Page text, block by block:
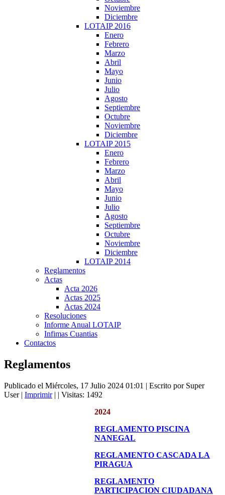
Noviembre
Diciembre
LOTAIP 2016
Enero
Febrero
Marzo
Abril
Mayo
Junio
Julio
Agosto
Septiembre
Octubre
Noviembre
Diciembre
LOTAIP 2015
Enero
Febrero
Marzo
Abril
Mayo
Junio
Julio
Agosto
Septiembre
Octubre
Noviembre
Diciembre
LOTAIP 2014
Reglamentos
Actas
Acta 2026
Actas 2025
Actas 2024
Resoluciones
Informe Anual LOTAIP
Infimas Cuantias
Contactos
Reglamentos
Publicado el Miércoles, 17 Julio 2024 01:01 | Escrito por Super
User| Imprimir| | Visitas: 1492
2024
REGLAMENTO PISCINA
NANEGAL
REGLAMENTO CASCADA LA
PIRAGUA
REGLAMENTO
PARTICIPACION CIUDADANA